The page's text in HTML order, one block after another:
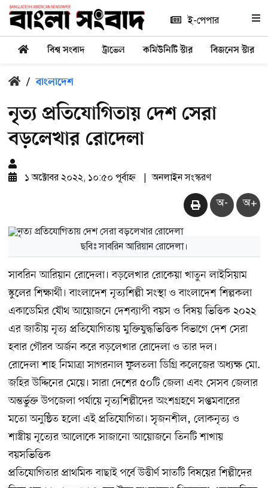
ই-পেপার
বিশ্ব সংবাদ ট্রাভেল কমিউনিটি স্টার বিজনেস স্টার
/ বাংলাদেশ
নৃত্য প্রতিযোগিতায় দেশ সেরা
বড়লেখার রোদেলা
১ অক্টোবর ২০২২, ১০:৫০ পূর্বাহ্ন অনলাইন সংস্করণ
অ- অ+
ছবিঃ সাবরিন আরিয়ান রোদেলা।
সাবরিন আরিয়ান রোদেলা। বড়লেখার রোকেয়া খাতুন লাইসিয়াম
স্কুলের শিক্ষার্থী। বাংলাদেশ নৃত্যশিল্পী সংস্থা ও বাংলাদেশ শিল্পকলা
একাডেমির যৌথ আয়োজনে দেশব্যাপী বয়স ও বিষয় ভিত্তিক ২০২২
এর জাতীয় নৃত্য প্রতিযোগিতায় মুক্তিযুদ্ধভিত্তিক বিভাগে দেশ সেরা
হবার গৌরব অর্জন করে বড়লেখার রোদেলা ও তার দল।
রোদেলা শাহ নিমাত্রা সাগরনাল ফুলতলা ডিগ্রি কলেজের অধ্যক্ষ মো.
জহির উদ্দিনের মেয়ে। সারা দেশের ৫০টি জেলা এবং সেসব জেলার
অন্তর্ভুক্ত উপজেলা পর্যায়ে নৃত্যশিল্পীদের অংশগ্রহণে সপ্তমবারের
মতো অনুষ্ঠিত হলো এই প্রতিযোগিতা। সৃজনশীল, লোকনৃত্য ও
শাস্ত্রীয় নৃত্যের আলোকে সাজানো আয়োজনে তিনটি শাখায়
বয়সভিত্তিক
প্রতিযোগিতার প্রাথমিক বাছাই পর্বে উত্তীর্ণ সাতটি বিষয়ের শিল্পীদের